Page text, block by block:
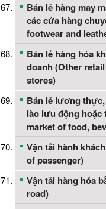
Bán lẻ hàng may
các cửa hàng
footwear and
Bán lẻ hàng hóa
doanh (Other
stores)
Bán lẻ lương
lào lưu động hoặc
market of food,
Vận tải hành
of passenger)
Vận tải hàng hóa
road)